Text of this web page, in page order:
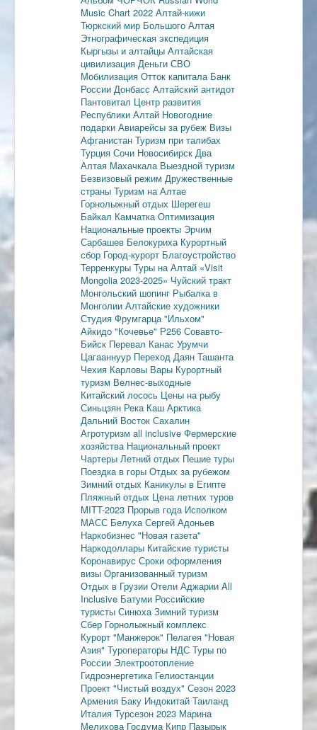
Music Chart 2022 Алтай-кижи
Тюркский мир Большого Алтая
Этнографическая экспедиция
Кыргызы и алтайцы Алтайская
цивилизация Деньги СВО
Мобилизация Отток капитала Банк
России Донбасс Алтайский антидот
Пантовитал Центр развития
Республики Алтай Новогодние
подарки Авиарейсы за рубеж Визы
Афганистан Туризм при талибах
Турция Сочи Новосибирск Два
Алтая Махачкала Выездной туризм
Безвизовый режим Дружественные
страны Туризм на Алтае
Горнолыжный отдых Шерегеш
Байкал Камчатка Оптимизация
Национальные проекты Эрчим
Сарбашев Белокуриха Курортный
сбор Город-курорт Благоустройство
Терренкуры Туры на Алтай «Visit
Mongolia 2023-2025» Чуйский тракт
Монгольский шопинг Рыбалка в
Монголии Алтайские художники
Студия Фрумгарца "Ильхом"
Айкидо "Кочевье" Р256 Совавто-
Бийск Перевал Канас Урумчи
Цагааннуур Переход Даян Ташанта
Чехия Карловы Вары Курортный
туризм Велнес-выходные
Китайский лосось Цены на рыбу
Синьцзян Река Каш Арктика
Дальний Восток Сахалин
Агротуризм all inclusive Фермерские
хозяйства Национальный проект
Чартеры Летний отдых Пешие туры
Поездка в горы Отдых за рубежом
Зимний отдых Каникулы в Египте
Пляжный отдых Цена летних туров
MITT-2023 Прорыв года Исполком
МАСС Белуха Сергей Адоньев
Наркобизнес "Новая газета"
Наркодоллары Китайские туристы
Коронавирус Сроки оформления
визы Организованный туризм
Отдых в Грузии Отели Аджарии All
Inclusive Батуми Российские
туристы Синюха Зимний туризм
Сбер Горнолыжный комплекс
Курорт "Манжерок" Пелагея "Новая
Азия" Туроператоры НДС Туры по
России Электроотопление
Гидроэнергетика Гелиостанции
Проект "Чистый воздух" Сезон 2023
Армения Баку Индокитай Таиланд
Италия Турсезон 2023 Марина
Мелихова Госдума Кипр Пазырык